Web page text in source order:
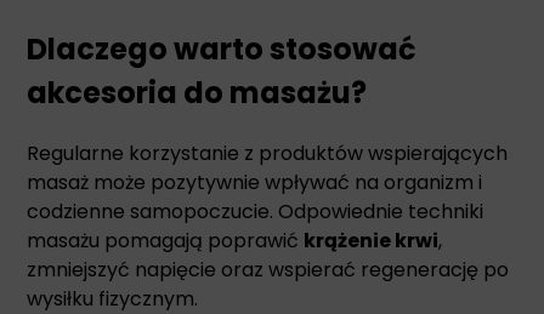
Dlaczego warto stosować
akcesoria do masażu?
Regularne korzystanie z produktów wspierających
masaż może pozytywnie wpływać na organizm i
codzienne samopoczucie. Odpowiednie techniki
masażu pomagają poprawić krążenie krwi,
zmniejszyć napięcie oraz wspierać regenerację po
wysiłku fizycznym.